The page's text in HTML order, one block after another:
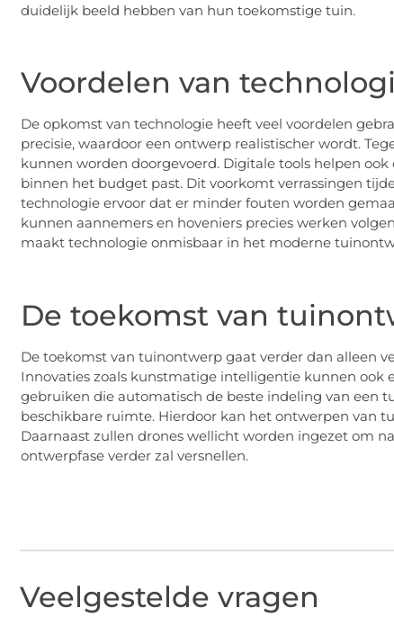
duidelijk beeld hebben van hun toekomstige tuin.
Voordelen van
De opkomst van technologie heeft veel voordelen
precisie, waardoor een ontwerp realistischer wordt.
kunnen worden doorgevoerd. Digitale tools helpen
binnen het budget past. Dit voorkomt verrassingen
technologie ervoor dat er minder fouten worden
kunnen aannemers en hoveniers precies werken
maakt technologie onmisbaar in het moderne
De toekomst van
De toekomst van tuinontwerp gaat verder dan alleen
Innovaties zoals kunstmatige intelligentie kunnen
gebruiken die automatisch de beste indeling van een
beschikbare ruimte. Hierdoor kan het ontwerpen van
Daarnaast zullen drones wellicht worden ingezet om
ontwerpfase verder zal versnellen.
Veelgestelde vragen